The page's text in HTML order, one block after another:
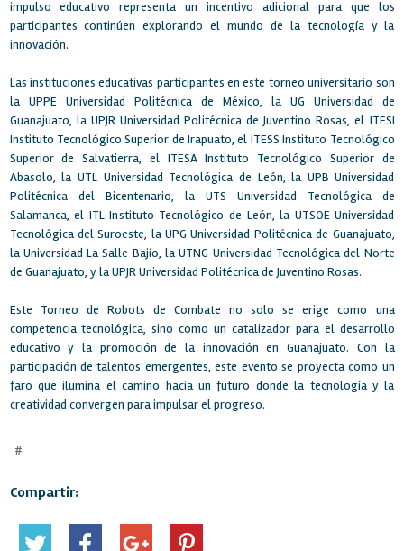
impulso educativo representa un incentivo adicional para que los
participantes continúen explorando el mundo de la tecnología y la
innovación.
Las instituciones educativas participantes en este torneo universitario son
la UPPE Universidad Politécnica de México, la UG Universidad de
Guanajuato, la UPJR Universidad Politécnica de Juventino Rosas, el ITESI
Instituto Tecnológico Superior de Irapuato, el ITESS Instituto Tecnológico
Superior de Salvatierra, el ITESA Instituto Tecnológico Superior de
Abasolo, la UTL Universidad Tecnológica de León, la UPB Universidad
Politécnica del Bicentenario, la UTS Universidad Tecnológica de
Salamanca, el ITL Instituto Tecnológico de León, la UTSOE Universidad
Tecnológica del Suroeste, la UPG Universidad Politécnica de Guanajuato,
la Universidad La Salle Bajío, la UTNG Universidad Tecnológica del Norte
de Guanajuato, y la UPJR Universidad Politécnica de Juventino Rosas.
Este Torneo de Robots de Combate no solo se erige como una
competencia tecnológica, sino como un catalizador para el desarrollo
educativo y la promoción de la innovación en Guanajuato. Con la
participación de talentos emergentes, este evento se proyecta como un
faro que ilumina el camino hacia un futuro donde la tecnología y la
creatividad convergen para impulsar el progreso.
#
Compartir: